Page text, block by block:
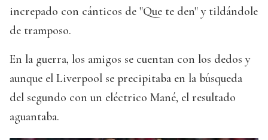
increpado con cánticos de "Que te den" y tildándole
de tramposo.
En la guerra, los amigos se cuentan con los dedos y
aunque el Liverpool se precipitaba en la búsqueda
del segundo con un eléctrico Mané, el resultado
aguantaba.